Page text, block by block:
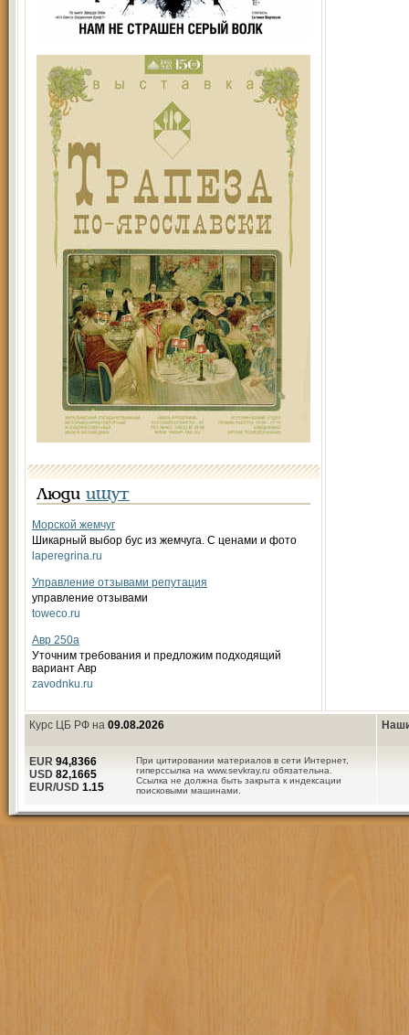
Люди ищут
Морской жемчуг
Шикарный выбор бус из жемчуга. С ценами и фото
laperegrina.ru
Управление отзывами репутация
управление отзывами
toweco.ru
Авр 250а
Уточним требования и предложим подходящий
вариант Авр
zavodnku.ru
Курс ЦБ РФ на 09.08.2026
При цитировании материалов в сети Интернет,
гиперссылка на www.sevkray.ru обязательна.
Ссылка не должна быть закрыта к индексации
поисковыми машинами.
EUR 94,8366
USD 82,1665
EUR/USD 1.15